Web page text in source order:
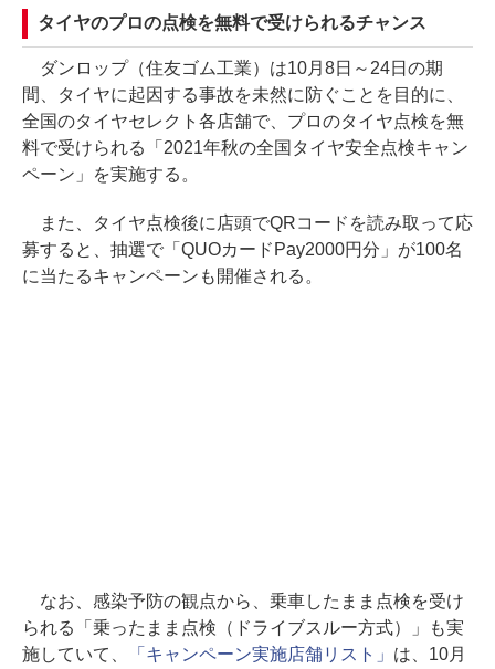
タイヤのプロの点検を無料で受けられるチャンス
ダンロップ（住友ゴム工業）は10月8日～24日の期
間、タイヤに起因する事故を未然に防ぐことを目的に、
全国のタイヤセレクト各店舗で、プロのタイヤ点検を無
料で受けられる「2021年秋の全国タイヤ安全点検キャン
ペーン」を実施する。
また、タイヤ点検後に店頭でQRコードを読み取って応
募すると、抽選で「QUOカードPay2000円分」が100名
に当たるキャンペーンも開催される。
なお、感染予防の観点から、乗車したまま点検を受け
られる「乗ったまま点検（ドライブスルー方式）」も実
施していて、
「キャンペーン実施店舗リスト」 は、10月